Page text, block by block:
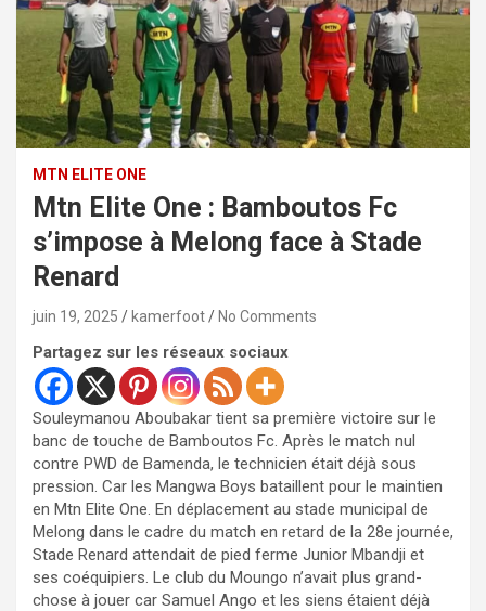
MTN ELITE ONE
Mtn Elite One : Bamboutos Fc
s’impose à Melong face à Stade
Renard
juin 19, 2025 kamerfoot No Comments
Partagez sur les réseaux sociaux
Souleymanou Aboubakar tient sa première victoire sur le
banc de touche de Bamboutos Fc. Après le match nul
contre PWD de Bamenda, le technicien était déjà sous
pression. Car les Mangwa Boys bataillent pour le maintien
en Mtn Elite One. En déplacement au stade municipal de
Melong dans le cadre du match en retard de la 28e journée,
Stade Renard attendait de pied ferme Junior Mbandji et
ses coéquipiers. Le club du Moungo n’avait plus grand-
chose à jouer car Samuel Ango et les siens étaient déjà